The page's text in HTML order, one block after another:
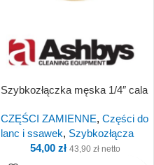
Szybkozłączka męska 1/4″ cala
CZĘŚCI ZAMIENNE, Części do
lanc i ssawek, Szybkozłącza
54,00 zł 43,90 złnetto